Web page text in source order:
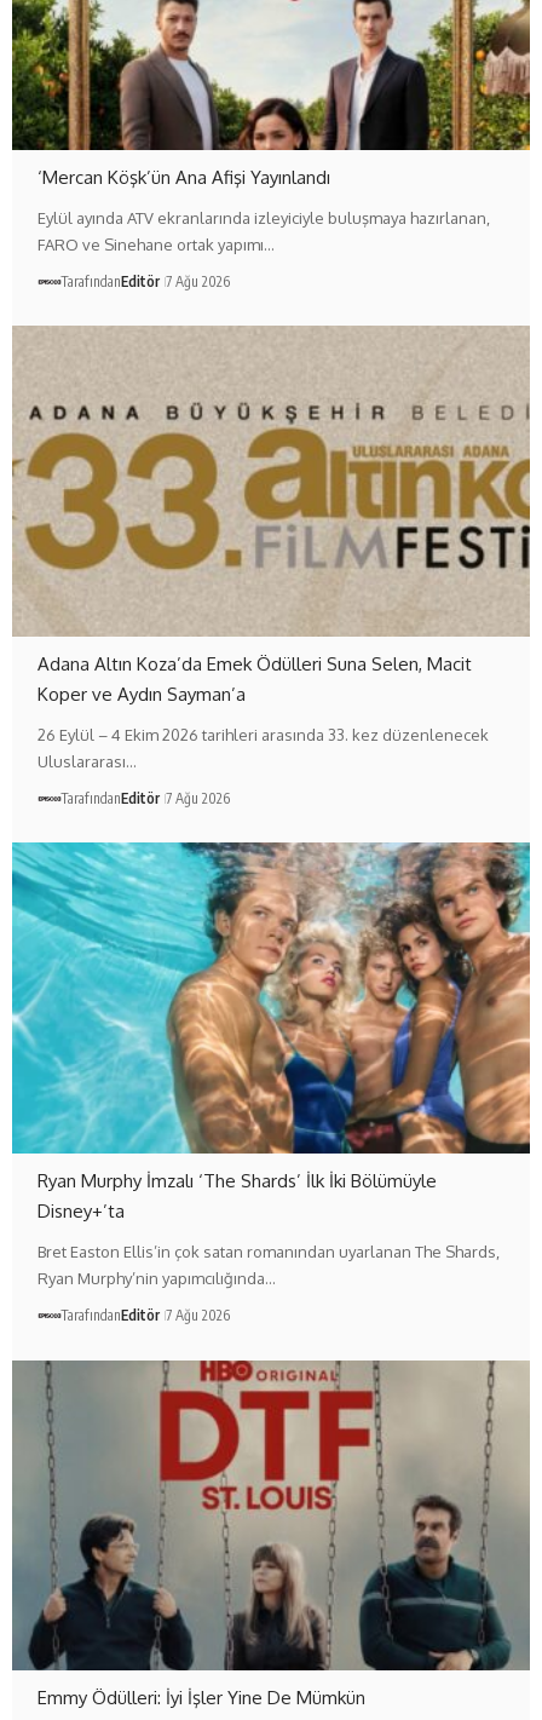
‘Mercan Köşk’ün Ana Afişi Yayınlandı
Eylül ayında ATV ekranlarında izleyiciyle buluşmaya hazırlanan,
FARO ve Sinehane ortak yapımı…
TarafındanEditör 7 Ağu 2026
Adana Altın Koza’da Emek Ödülleri Suna Selen, Macit
Koper ve Aydın Sayman’a
26 Eylül – 4 Ekim 2026 tarihleri arasında 33. kez düzenlenecek
Uluslararası…
TarafındanEditör 7 Ağu 2026
Ryan Murphy İmzalı ‘The Shards’ İlk İki Bölümüyle
Disney+’ta
Bret Easton Ellis’in çok satan romanından uyarlanan The Shards,
Ryan Murphy’nin yapımcılığında…
TarafındanEditör 7 Ağu 2026
Emmy Ödülleri: İyi İşler Yine De Mümkün